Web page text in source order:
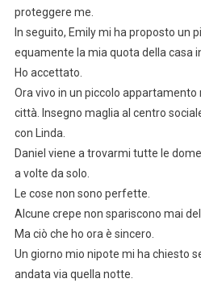
proteggere me.
In seguito, Emily mi ha proposto un
equamente la mia quota della casa
Ho accettato.
Ora vivo in un piccolo
città. Insegno maglia al centro
con Linda.
Daniel viene a trovarmi tutte le
a volte da solo.
Le cose non sono perfette.
Alcune crepe non spariscono mai
Ma ciò che ho ora è sincero.
Un giorno mio nipote mi ha chiesto
andata via quella notte.